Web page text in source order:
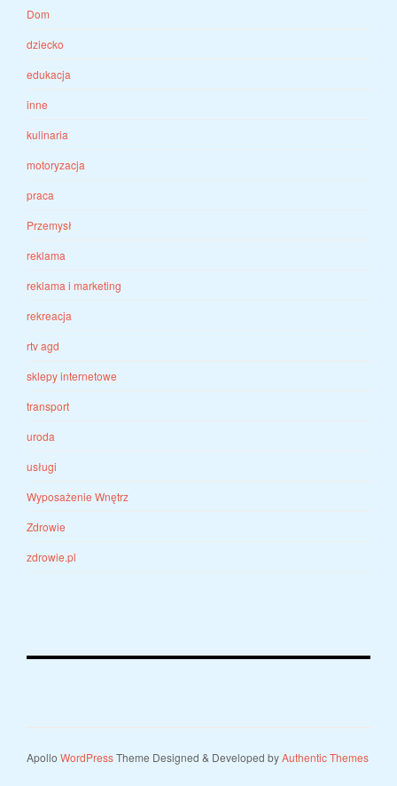
Dom
dziecko
edukacja
inne
kulinaria
motoryzacja
praca
Przemysł
reklama
reklama i marketing
rekreacja
rtv agd
sklepy internetowe
transport
uroda
usługi
Wyposażenie Wnętrz
Zdrowie
zdrowie.pl
Apollo WordPressTheme Designed & Developed byAuthentic Themes